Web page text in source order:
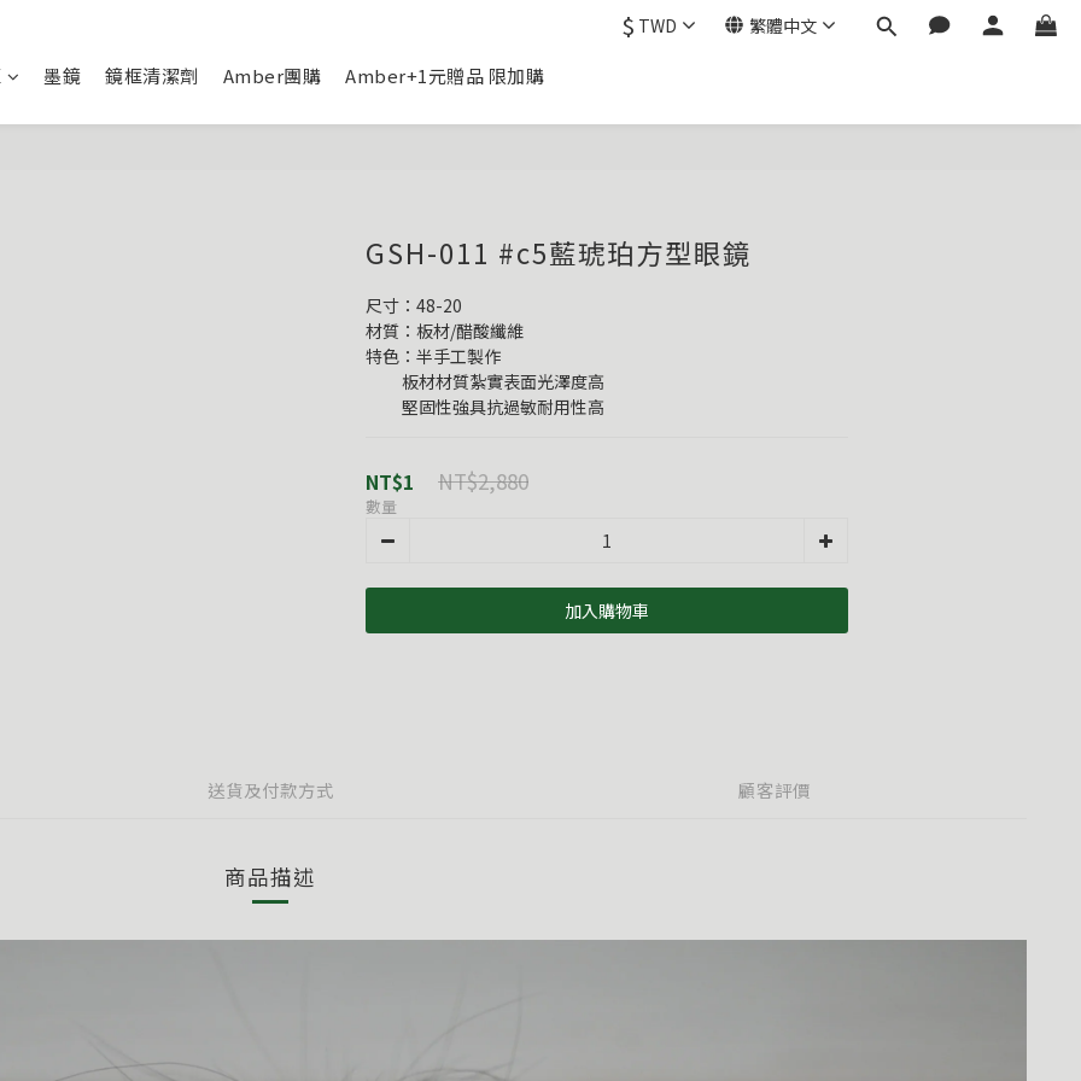
$ TWD 繁體中文
墨鏡 鏡框清潔劑 Amber團購 Amber+1元贈品 限加購
GSH-011 #c5藍琥珀方型眼鏡
尺寸：48-20
材質：板材/醋酸纖維
特色：半手工製作
          板材材質紮實表面光澤度高
          堅固性強具抗過敏耐用性高
NT$1 NT$2,880
數量
加入購物車
送貨及付款方式 顧客評價
商品描述